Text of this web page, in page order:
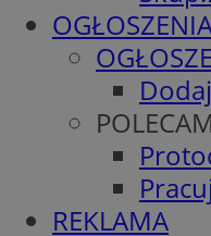
REKLAMA